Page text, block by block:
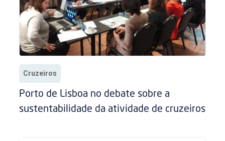
Cruzeiros
Porto de Lisboa no debate sobre a
sustentabilidade da atividade de cruzeiros